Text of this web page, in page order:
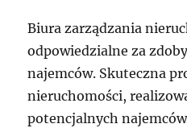
Biura zarządzania
odpowiedzialne za
najemców. Skuteczna
nieruchomości,
potencjalnych